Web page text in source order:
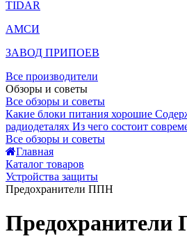
TIDAR
АМСИ
ЗАВОД ПРИПОЕВ
Все производители
Обзоры и советы
Все обзоры и советы
Какие блоки питания хорошие
радиодеталях Из чего состоит
Все обзоры и советы
Главная
Каталог товаров
Устройства защиты
Предохранители ППН